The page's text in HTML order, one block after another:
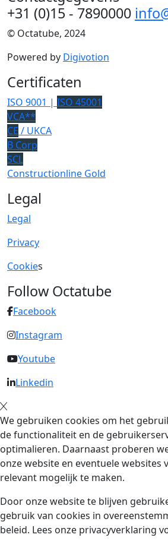
+31 (0)15 - 7890000
© Octatube, 2024
Powered by Digivotion
Certificaten
ISO 9001 | ISO 45001
VCA**
CE / UKCA
B Corp
SCL
Constructionline Gold
Legal
Legal
Privacy
Cookies
Follow Octatube
Facebook
Instagram
Youtube
Linkedin
We gebruiken cookies om het
de functionaliteit en de
optimalieren. Daarnaast proberen
onze website en eventuele websites
relevant mogelijk te maken.
Door onze website te blijven
gebruik van cookies in
beleid. Lees onze privacyverklaring